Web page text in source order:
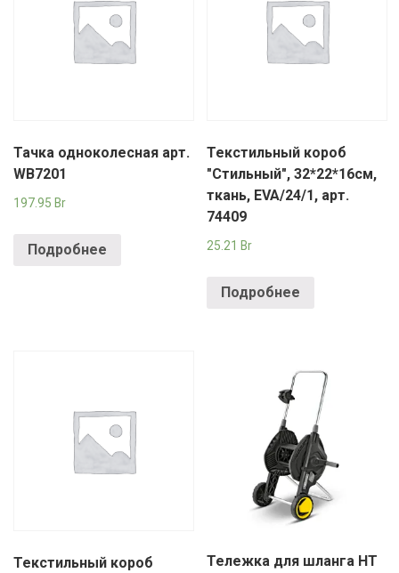
Тачка одноколесная арт.
WB7201
197.95 Br
Подробнее
Текстильный короб
"Стильный", 32*22*16см,
ткань, EVA/24/1, арт.
74409
25.21 Br
Подробнее
Текстильный короб
Тележка для шланга HT